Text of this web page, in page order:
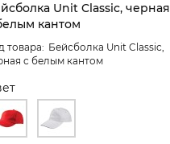
Unit Classic, черная
кантом
Бейсболка Unit Classic,
с белым кантом